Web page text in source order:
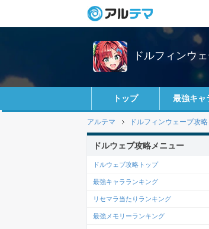
ドルフィンウ
トップ 最強キャ
アルテマ ドルフィンウェーブ攻略
ドルウェブ攻略メニュー
ドルウェブ攻略トップ
最強キャラランキング
リセマラ当たりランキング
最強メモリーランキング